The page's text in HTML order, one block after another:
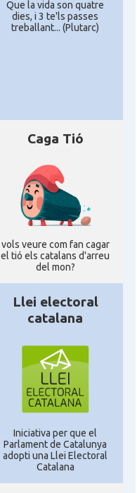
Que la vida son quatre
dies, i 3 te'ls passes
treballant... (Plutarc)
Caga Tió
vols veure com fan cagar
el tió els catalans d'arreu
del mon?
Llei electoral
catalana
Iniciativa per que el
Parlament de Catalunya
adopti una Llei Electoral
Catalana